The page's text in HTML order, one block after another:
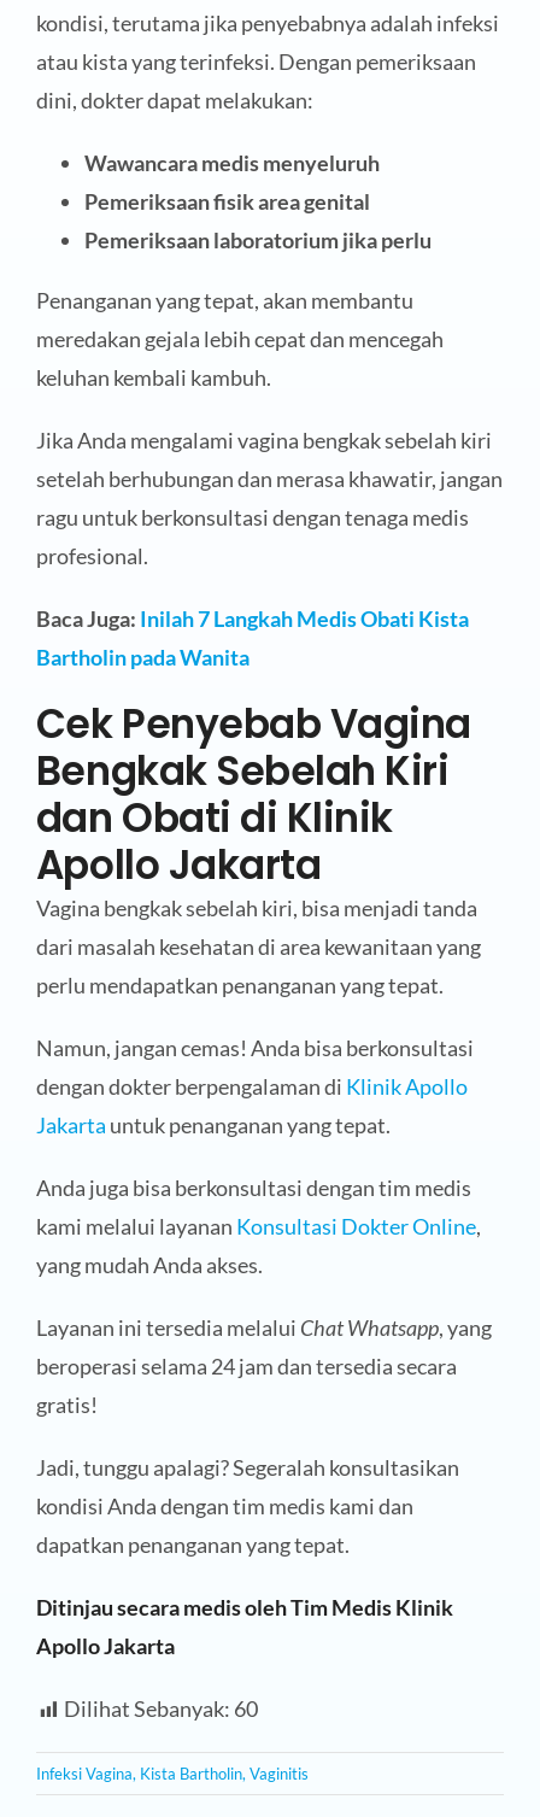
kondisi, terutama jika penyebabnya adalah infeksi
atau kista yang terinfeksi. Dengan pemeriksaan
dini, dokter dapat melakukan:
Wawancara medis menyeluruh
Pemeriksaan fisik area genital
Pemeriksaan laboratorium jika perlu
Penanganan yang tepat, akan membantu
meredakan gejala lebih cepat dan mencegah
keluhan kembali kambuh.
Jika Anda mengalami vagina bengkak sebelah kiri
setelah berhubungan dan merasa khawatir, jangan
ragu untuk berkonsultasi dengan tenaga medis
profesional.
Baca Juga: Inilah 7 Langkah Medis Obati Kista
Bartholin pada Wanita
Cek Penyebab Vagina
Bengkak Sebelah Kiri
dan Obati di Klinik
Apollo Jakarta
Vagina bengkak sebelah kiri, bisa menjadi tanda
dari masalah kesehatan di area kewanitaan yang
perlu mendapatkan penanganan yang tepat.
Namun, jangan cemas! Anda bisa berkonsultasi
dengan dokter berpengalaman di Klinik Apollo
Jakarta untuk penanganan yang tepat.
Anda juga bisa berkonsultasi dengan tim medis
kami melalui layanan Konsultasi Dokter Online,
yang mudah Anda akses.
Layanan ini tersedia melalui Chat Whatsapp, yang
beroperasi selama 24 jam dan tersedia secara
gratis!
Jadi, tunggu apalagi? Segeralah konsultasikan
kondisi Anda dengan tim medis kami dan
dapatkan penanganan yang tepat.
Ditinjau secara medis oleh Tim Medis Klinik
Apollo Jakarta
Dilihat Sebanyak: 60
Infeksi Vagina, Kista Bartholin,Vaginitis